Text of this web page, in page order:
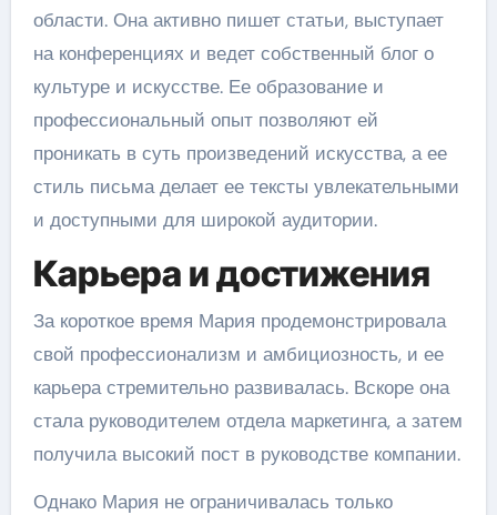
области. Она активно пишет статьи, выступает
на конференциях и ведет собственный блог о
культуре и искусстве. Ее образование и
профессиональный опыт позволяют ей
проникать в суть произведений искусства, а ее
стиль письма делает ее тексты увлекательными
и доступными для широкой аудитории.
Карьера и достижения
За короткое время Мария продемонстрировала
свой профессионализм и амбициозность, и ее
карьера стремительно развивалась. Вскоре она
стала руководителем отдела маркетинга, а затем
получила высокий пост в руководстве компании.
Однако Мария не ограничивалась только